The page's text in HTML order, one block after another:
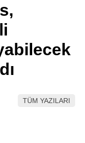
TÜM YAZILARI